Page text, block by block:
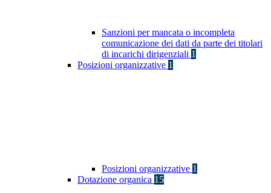
Sanzioni per mancata o incompleta
comunicazione dei dati da parte dei titolari
di incarichi dirigenziali 1
Posizioni organizzative 1
Posizioni organizzative 1
Dotazione organica 15